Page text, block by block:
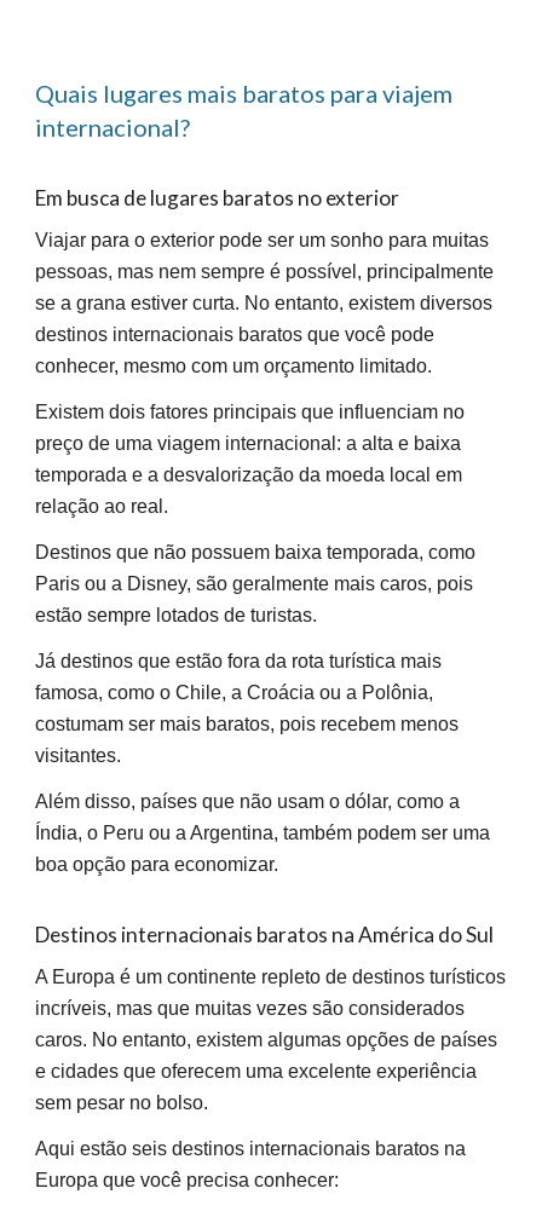
Quais lugares mais baratos para viajem
internacional?
Em busca de lugares baratos no exterior
Viajar para o exterior pode ser um sonho para muitas
pessoas, mas nem sempre é possível, principalmente
se a grana estiver curta. No entanto, existem diversos
destinos internacionais baratos que você pode
conhecer, mesmo com um orçamento limitado.
Existem dois fatores principais que influenciam no
preço de uma viagem internacional: a alta e baixa
temporada e a desvalorização da moeda local em
relação ao real.
Destinos que não possuem baixa temporada, como
Paris ou a Disney, são geralmente mais caros, pois
estão sempre lotados de turistas.
Já destinos que estão fora da rota turística mais
famosa, como o Chile, a Croácia ou a Polônia,
costumam ser mais baratos, pois recebem menos
visitantes.
Além disso, países que não usam o dólar, como a
Índia, o Peru ou a Argentina, também podem ser uma
boa opção para economizar.
Destinos internacionais baratos naAmérica do Sul
A Europa é um continente repleto de destinos turísticos
incríveis, mas que muitas vezes são considerados
caros. No entanto, existem algumas opções de países
e cidades que oferecem uma excelente experiência
sem pesar no bolso.
Aqui estão seis destinos internacionais baratos na
Europa que você precisa conhecer: